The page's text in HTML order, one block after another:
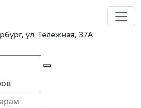
ул. Тележная, 37А